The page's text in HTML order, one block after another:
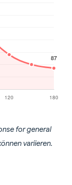
for general
variieren.